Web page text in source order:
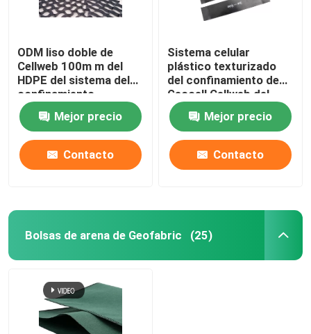
ODM liso doble de
Cellweb 100m m del
HDPE del sistema del
confinamiento
Mejor precio
Contacto
Sistema celular
plástico texturizado
del confinamiento de
Geocell Cellweb del
HDPE para la
construcción de
carreteras
Mejor precio
Contacto
Bolsas de arena de Geofabric (25)